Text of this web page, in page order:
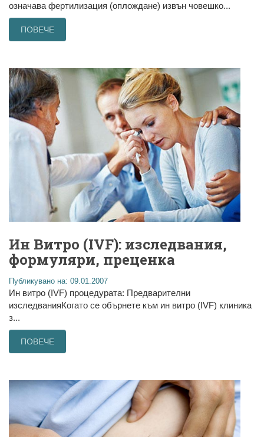
означава фертилизация (оплождане) извън човешко...
ПОВЕЧЕ
Ин Витро (IVF): изследвания,
формуляри, преценка
Публикувано на: 09.01.2007
Ин витро (IVF) процедурата: Предварителни
изследванияКогато се обърнете към ин витро (IVF) клиника
з...
ПОВЕЧЕ